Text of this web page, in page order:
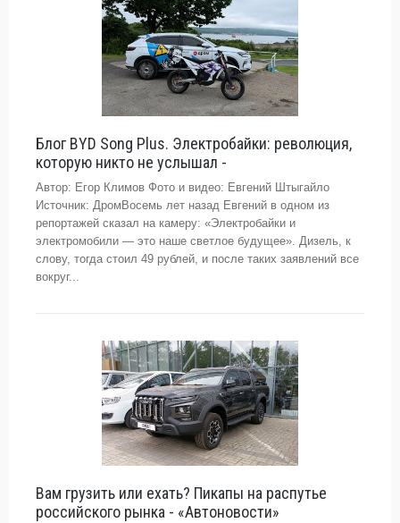
Блог BYD Song Plus. Электробайки: революция,
которую никто не услышал -
Автор: Егор Климов Фото и видео: Евгений Штыгайло
Источник: ДромВосемь лет назад Евгений в одном из
репортажей сказал на камеру: «Электробайки и
электромобили — это наше светлое будущее». Дизель, к
слову, тогда стоил 49 рублей, и после таких заявлений все
вокруг...
Вам грузить или ехать? Пикапы на распутье
российского рынка - «Автоновости»